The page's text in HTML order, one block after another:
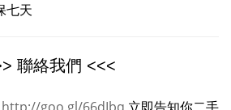
七天
聯絡我們 <<<